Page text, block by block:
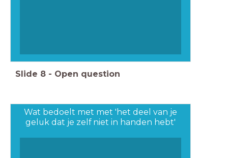
Slide 8 - Open question
Wat bedoelt met met 'het deel van je
geluk dat je zelf niet in handen hebt'